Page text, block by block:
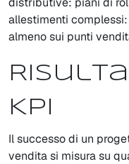
allestimenti
almeno sui punti
KPI
Il successo di un
vendita si misura su